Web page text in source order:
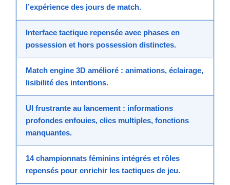
l’expérience des jours de match.
Interface tactique repensée avec phases en
possession et hors possession distinctes.
Match engine 3D amélioré : animations, éclairage,
lisibilité des intentions.
UI frustrante au lancement : informations
profondes enfouies, clics multiples, fonctions
manquantes.
14 championnats féminins intégrés et rôles
repensés pour enrichir les tactiques de jeu.